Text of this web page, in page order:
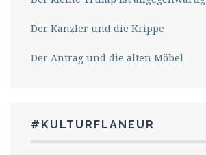
Der Kanzler und die Krippe
Der Antrag und die alten Möbel
#KULTURFLANEUR